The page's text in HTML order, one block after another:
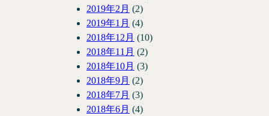
2019年2月 (2)
2019年1月 (4)
2018年12月 (10)
2018年11月 (2)
2018年10月 (3)
2018年9月 (2)
2018年7月 (3)
2018年6月 (4)